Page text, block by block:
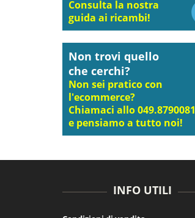
Consulta la nostra
guida ai ricambi!
Non trovi quello
che cerchi?
Non sei pratico con
l'ecommerce?
Chiamaci allo 049.8790081
e pensiamo a tutto noi!
INFO UTILI